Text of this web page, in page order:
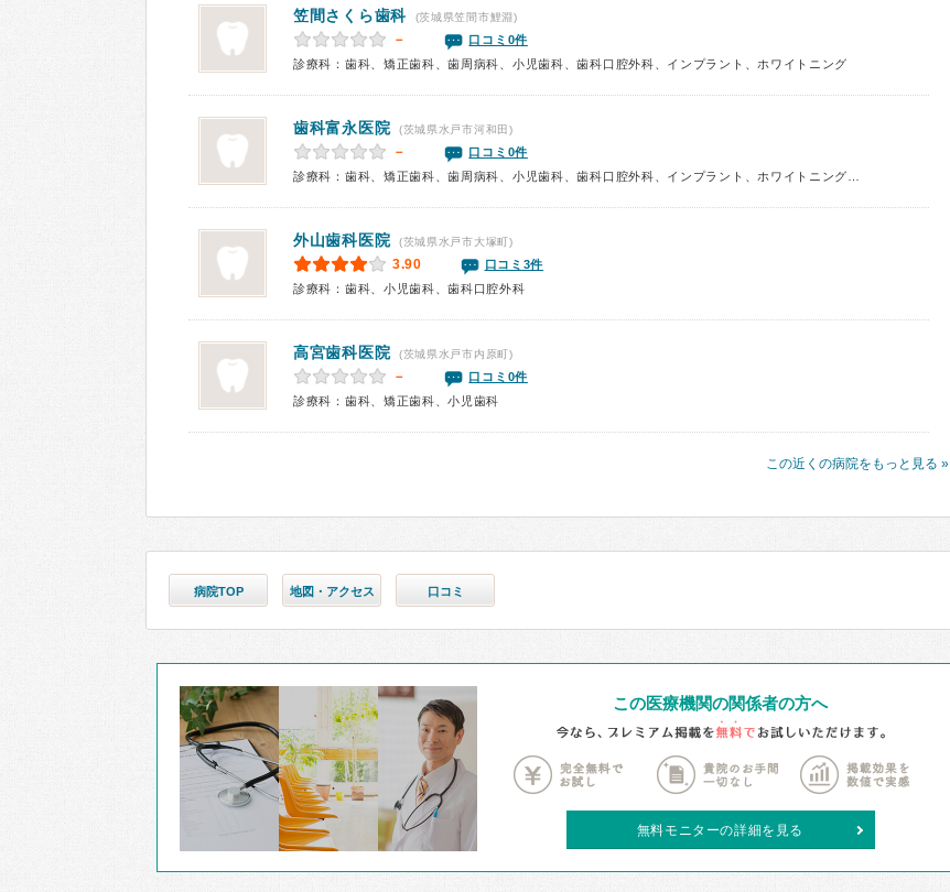
笠間さくら歯科 (茨城県笠間市鯉淵)
－
口コミ0件
診療科：歯科、矯正歯科、歯周病科、小児歯科、歯科口腔外科、インプラント、ホワイトニング
歯科富永医院 (茨城県水戸市河和田)
－
口コミ0件
外山歯科医院 (茨城県水戸市大塚町)
3.90
口コミ3件
診療科：歯科、小児歯科、歯科口腔外科
高宮歯科医院 (茨城県水戸市内原町)
－
口コミ0件
診療科：歯科、矯正歯科、小児歯科
この近くの病院をもっと見る »
病院TOP 地図・アクセス 口コミ
この医療機関の関係者の方へ
無料モニターの詳細を見る